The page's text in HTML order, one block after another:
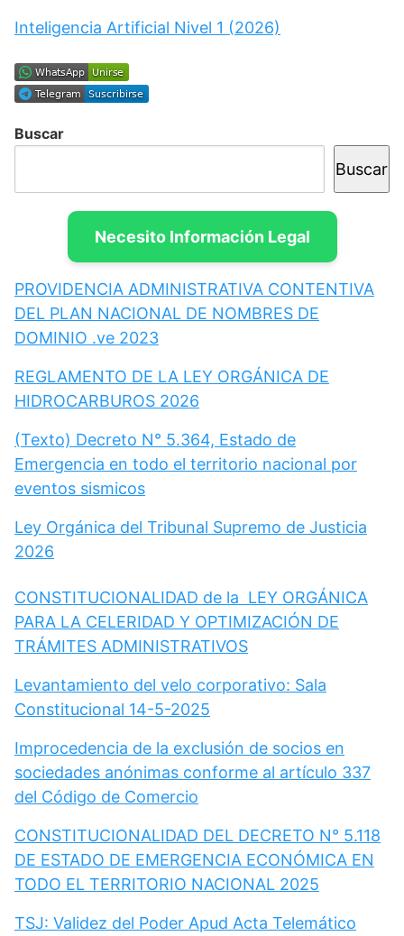
Inteligencia Artificial Nivel 1 (2026)
Buscar
Buscar
Necesito Información Legal
PROVIDENCIA ADMINISTRATIVA CONTENTIVA
DEL PLAN NACIONAL DE NOMBRES DE
DOMINIO .ve 2023
REGLAMENTO DE LA LEY ORGÁNICA DE
HIDROCARBUROS 2026
(Texto) Decreto N° 5.364, Estado de
Emergencia en todo el territorio nacional por
eventos sismicos
Ley Orgánica del Tribunal Supremo de Justicia
2026
CONSTITUCIONALIDAD de la LEY ORGÁNICA
PARA LA CELERIDAD Y OPTIMIZACIÓN DE
TRÁMITES ADMINISTRATIVOS
Levantamiento del velo corporativo: Sala
Constitucional 14-5-2025
Improcedencia de la exclusión de socios en
sociedades anónimas conforme al artículo 337
del Código de Comercio
CONSTITUCIONALIDAD DEL DECRETO N° 5.118
DE ESTADO DE EMERGENCIA ECONÓMICA EN
TODO EL TERRITORIO NACIONAL 2025
TSJ: Validez del Poder Apud Acta Telemático